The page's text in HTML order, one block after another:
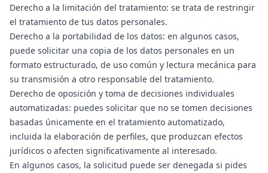
Derecho a la limitación del tratamiento: se trata de restringir
el tratamiento de tus datos personales.
Derecho a la portabilidad de los datos: en algunos casos,
puede solicitar una copia de los datos personales en un
formato estructurado, de uso común y lectura mecánica para
su transmisión a otro responsable del tratamiento.
Derecho de oposición y toma de decisiones individuales
automatizadas: puedes solicitar que no se tomen decisiones
basadas únicamente en el tratamiento automatizado,
incluida la elaboración de perfiles, que produzcan efectos
jurídicos o afecten significativamente al interesado.
En algunos casos, la solicitud puede ser denegada si pides